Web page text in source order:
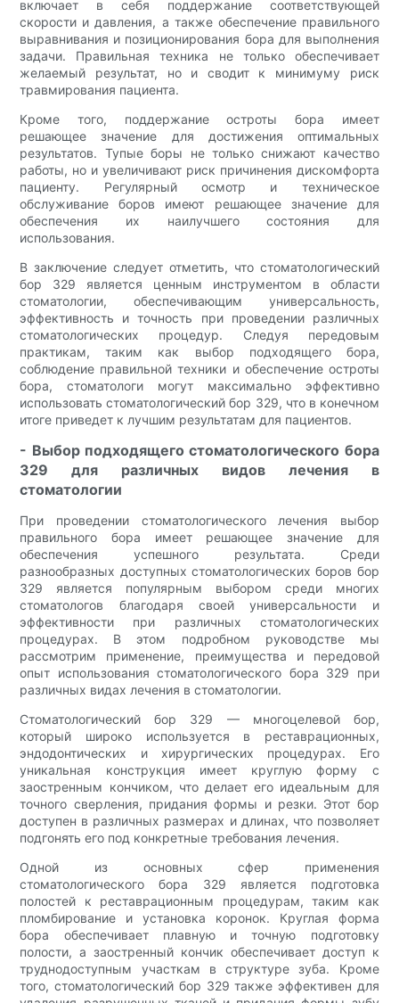
включает в себя поддержание соответствующей
скорости и давления, а также обеспечение правильного
выравнивания и позиционирования бора для выполнения
задачи. Правильная техника не только обеспечивает
желаемый результат, но и сводит к минимуму риск
травмирования пациента.
Кроме того, поддержание остроты бора имеет
решающее значение для достижения оптимальных
результатов. Тупые боры не только снижают качество
работы, но и увеличивают риск причинения дискомфорта
пациенту. Регулярный осмотр и техническое
обслуживание боров имеют решающее значение для
обеспечения их наилучшего состояния для
использования.
В заключение следует отметить, что стоматологический
бор 329 является ценным инструментом в области
стоматологии, обеспечивающим универсальность,
эффективность и точность при проведении различных
стоматологических процедур. Следуя передовым
практикам, таким как выбор подходящего бора,
соблюдение правильной техники и обеспечение остроты
бора, стоматологи могут максимально эффективно
использовать стоматологический бор 329, что в конечном
итоге приведет к лучшим результатам для пациентов.
- Выбор подходящего стоматологического бора
329 для различных видов лечения в
стоматологии
При проведении стоматологического лечения выбор
правильного бора имеет решающее значение для
обеспечения успешного результата. Среди
разнообразных доступных стоматологических боров бор
329 является популярным выбором среди многих
стоматологов благодаря своей универсальности и
эффективности при различных стоматологических
процедурах. В этом подробном руководстве мы
рассмотрим применение, преимущества и передовой
опыт использования стоматологического бора 329 при
различных видах лечения в стоматологии.
Стоматологический бор 329 — многоцелевой бор,
который широко используется в реставрационных,
эндодонтических и хирургических процедурах. Его
уникальная конструкция имеет круглую форму с
заостренным кончиком, что делает его идеальным для
точного сверления, придания формы и резки. Этот бор
доступен в различных размерах и длинах, что позволяет
подгонять его под конкретные требования лечения.
Одной из основных сфер применения
стоматологического бора 329 является подготовка
полостей к реставрационным процедурам, таким как
пломбирование и установка коронок. Круглая форма
бора обеспечивает плавную и точную подготовку
полости, а заостренный кончик обеспечивает доступ к
труднодоступным участкам в структуре зуба. Кроме
того, стоматологический бор 329 также эффективен для